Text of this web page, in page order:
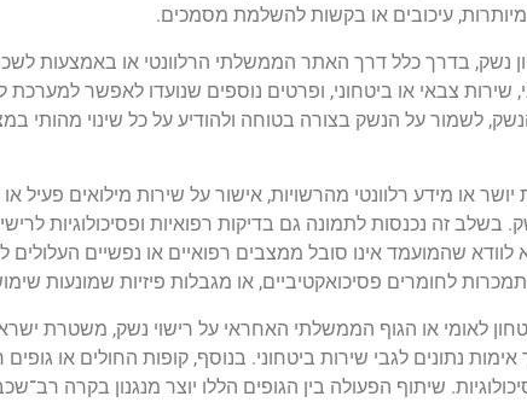
עיכובים או בקשות להשלמת מסמכים.
בדרך כלל דרך האתר הממשלתי הרלוונטי או באמצעות
שירות צבאי או ביטחוני, ופרטים נוספים שנועדו לאפשר
לשמור על הנשק בצורה בטוחה ולהודיע על כל שינוי מהותי
או מידע רלוונטי מהרשויות, אישור על שירות מילואים פעיל או
בשלב זה נכנסות לתמונה גם בדיקות רפואיות ופסיכולוגיות
לוודא שהמועמד אינו סובל ממצבים רפואיים או נפשיים
לחומרים פסיכואקטיביים, או מגבלות פיזיות שמונעות
לאומי או הגוף הממשלתי האחראי על רישוי נשק, משטרת
אימות נתונים לגבי שירות ביטחוני. בנוסף, קופות החולים או
שיתוף הפעולה בין הגופים הללו יוצר מנגנון בקרה